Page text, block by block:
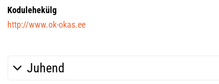
Kodulehekülg
http://www.ok-okas.ee
Juhend